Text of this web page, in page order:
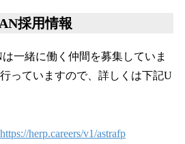
採用情報
一緒に働く仲間を募集していま
っていますので、詳しくは下記U
https://herp.careers/v1/astrafp